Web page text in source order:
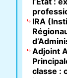
IRA
Adjoint
classe :